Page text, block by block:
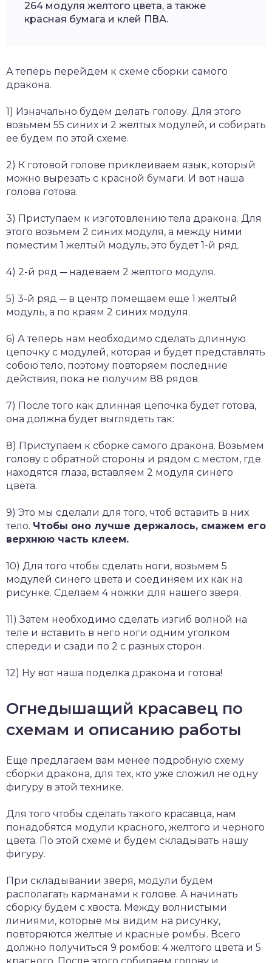
264 модуля желтого цвета, а также
красная бумага и клей ПВА.
А теперь перейдем к схеме сборки самого
дракона.
1) Изначально будем делать голову. Для этого
возьмем 55 синих и 2 желтых модулей, и собирать
ее будем по этой схеме.
2) К готовой голове приклеиваем язык, который
можно вырезать с красной бумаги. И вот наша
голова готова.
3) Приступаем к изготовлению тела дракона. Для
этого возьмем 2 синих модуля, а между ними
поместим 1 желтый модуль, это будет 1-й ряд.
4) 2-й ряд ─ надеваем 2 желтого модуля.
5) 3-й ряд ─ в центр помещаем еще 1 желтый
модуль, а по краям 2 синих модуля.
6) А теперь нам необходимо сделать длинную
цепочку с модулей, которая и будет представлять
собою тело, поэтому повторяем последние
действия, пока не получим 88 рядов.
7) После того как длинная цепочка будет готова,
она должна будет выглядеть так:
8) Приступаем к сборке самого дракона. Возьмем
голову с обратной стороны и рядом с местом, где
находятся глаза, вставляем 2 модуля синего
цвета.
9) Это мы сделали для того, чтоб вставить в них
тело. Чтобы оно лучше держалось, смажем его
верхнюю часть клеем.
10) Для того чтобы сделать ноги, возьмем 5
модулей синего цвета и соединяем их как на
рисунке. Сделаем 4 ножки для нашего зверя.
11) Затем необходимо сделать изгиб волной на
теле и вставить в него ноги одним уголком
спереди и сзади по 2 с разных сторон.
12) Ну вот наша поделка дракона и готова!
Огнедышащий красавец по
схемам и описанию работы
Еще предлагаем вам менее подробную схему
сборки дракона, для тех, кто уже сложил не одну
фигуру в этой технике.
Для того чтобы сделать такого красавца, нам
понадобятся модули красного, желтого и черного
цвета. По этой схеме и будем складывать нашу
фигуру.
При складывании зверя, модули будем
располагать карманами к голове. А начинать
сборку будем с хвоста. Между волнистыми
линиями, которые мы видим на рисунку,
повторяются желтые и красные ромбы. Всего
должно получиться 9 ромбов: 4 желтого цвета и 5
красного. После этого собираем голову и